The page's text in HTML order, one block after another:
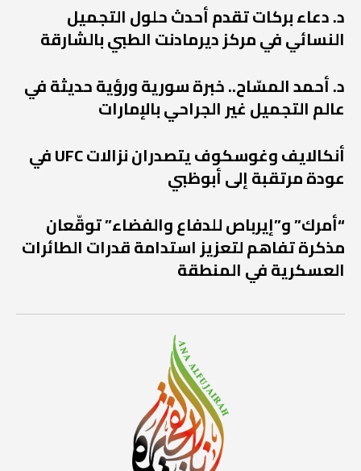
د. دعاء بركات تقدم أحدث حلول التجميل
النسائي في مركز ديرمادنت الطبي بالشارقة
د. أحمد المسّاح.. خبرة سورية ورؤية حديثة في
عالم التجميل غير الجراحي بالإمارات
أنكالايف وغوسكوف يتصدران نزالات UFC في
عودة مرتقبة إلى أبوظبي
“أمرك” و”إيرباص للدفاع والفضاء” توقّعان
مذكرة تفاهم لتعزيز استدامة قدرات الطائرات
العسكرية في المنطقة